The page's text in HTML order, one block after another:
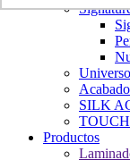
SILK
Productos